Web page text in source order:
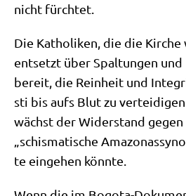
nicht fürchtet.
Die Katho­li­ken, die die
ent­setzt über Spal­tun­gen
bereit, die Rein­heit und
sti bis aufs Blut zu
wächst der Wider­stand
„schis­ma­ti­sche
te ein­ge­hen könnte.